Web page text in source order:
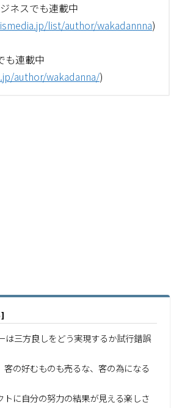
ネスでも連載中
list/author/wakadannna)
も連載中
author/wakadanna/)
は三方良しをどう実現するか試行錯誤
客の好むものも売るな、客の為になる
トに自分の努力の結果が見える楽しさ